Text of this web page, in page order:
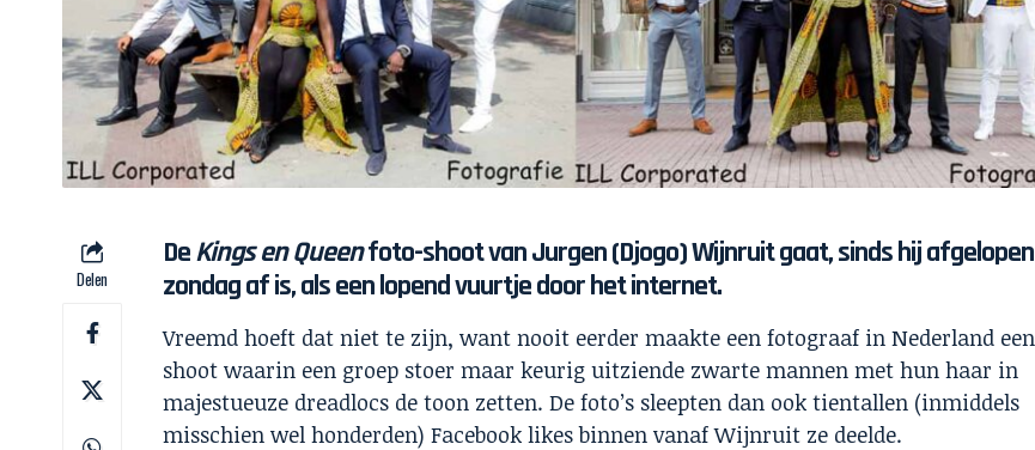
Delen
DeKings en Queenfoto-shootvan Jurgen (Djogo) Wijnruit gaat, sinds hij afgelopen
zondag af is, als een lopend vuurtje door het internet.
Vreemd hoeft dat niet te zijn, want nooit eerder maakte een fotograaf in Nederland een
shoot waarin een groep stoer maar keurig uitziende zwarte mannen met hun haar in
majestueuze dreadlocs de toon zetten. De foto’s sleepten dan ook tientallen (inmiddels
misschien wel honderden) Facebook likes binnen vanaf Wijnruit ze deelde.